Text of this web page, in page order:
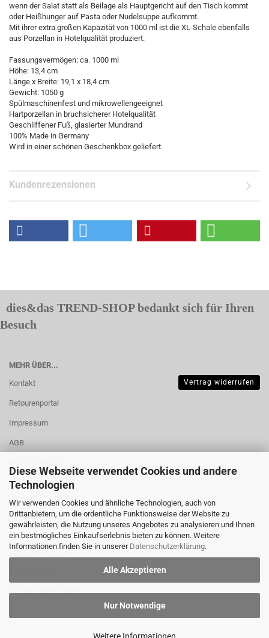
Diese Webseite verwendet Cookies und andere
Technologien
Wir verwenden Cookies und ähnliche Technologien, auch von
Drittanbietern, um die ordentliche Funktionsweise der Website zu
gewährleisten, die Nutzung unseres Angebotes zu analysieren und Ihnen
ein bestmögliches Einkaufserlebnis bieten zu können. Weitere
Informationen finden Sie in unserer Datenschutzerklärung.
Alle Akzeptieren
Nur Notwendige
wenn der Salat statt als Beilage als Hauptgericht auf den Tisch kommt
oder Heißhunger auf Pasta oder Nudelsuppe aufkommt.
Mit ihrer extra großen Kapazität von 1000 ml ist die XL-Schale ebenfalls
aus Porzellan in Hotelqualität produziert.
Fassungsvermögen: ca. 1000 ml
Höhe: 13,4 cm
Länge x Breite: 19,1 x 18,4 cm
Gewicht: 1050 g
Spülmaschinenfest und mikrowellengeeignet
Hartporzellan in bruchsicherer Hotelqualität
Geschliffener Fuß, glasierter Mundrand
100% Made in Germany
Wird in einer schönen Geschenkbox geliefert.
Kundenrezensionen
dies&das TREND-SHOP bedankt sich für Ihren
Besuch
MEHR ÜBER...
Kontakt
Retourenportal
Impressum
AGB
Muster-
Widerrufsformular
Versand- &
Zahlungsbedingungen
Cookie Einstellungen
Vertrag widerrufen